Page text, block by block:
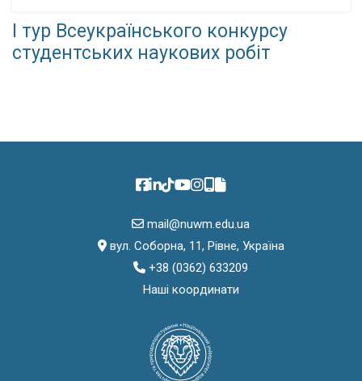
І тур Всеукраїнського конкурсу
студентських наукових робіт
mail@nuwm.edu.ua
вул. Соборна, 11, Рівне, Україна
+38 (0362) 633209
Наші координати